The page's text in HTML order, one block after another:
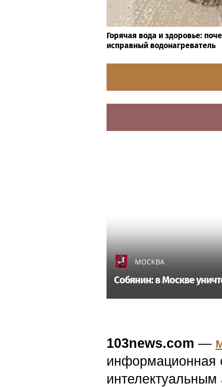
Горячая вода и здоровье:
исправный водонагреватель
МОСКВА
Собянин: в Москве
103news.com —
информационная